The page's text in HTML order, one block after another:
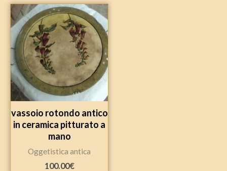
vassoio rotondo antico
in ceramica pitturato a
mano
Oggetistica antica
100.00€